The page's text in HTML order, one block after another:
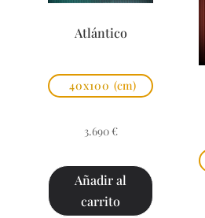
Atlántico
40x100 (cm)
3.690 €
Añadir al
carrito